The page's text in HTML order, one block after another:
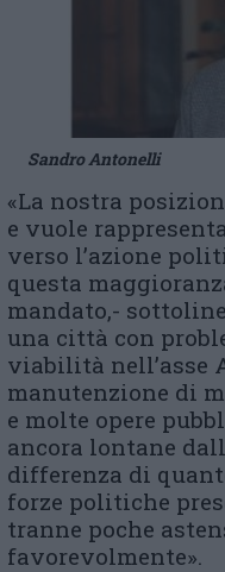
Sandro Antonelli
«La nostra
e vuole
verso l’azione
questa
mandato,-
una città con
viabilità nell’asse
manutenzione di
e molte opere
ancora lontane
differenza di
forze politiche
tranne poche
favorevolmente».